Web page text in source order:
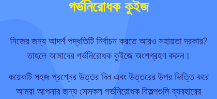
গর্ভনিরোধক কুইজ
নিজের জন্য আদর্শ পদ্ধতিটি নির্বাচন করতে আরও সহায়তা দরকার?
তাহলে আমাদের গর্ভনিরোধক কুইজে অংশগ্রহণ করুন।
কয়েকটি সহজ প্রশ্নের উত্তর দিন এবং উত্তরের উপর ভিত্তি করে
আমরা আপনার জন্য সেসকল গর্ভনিরোধক বিকল্পগুলি ব্যবহারের